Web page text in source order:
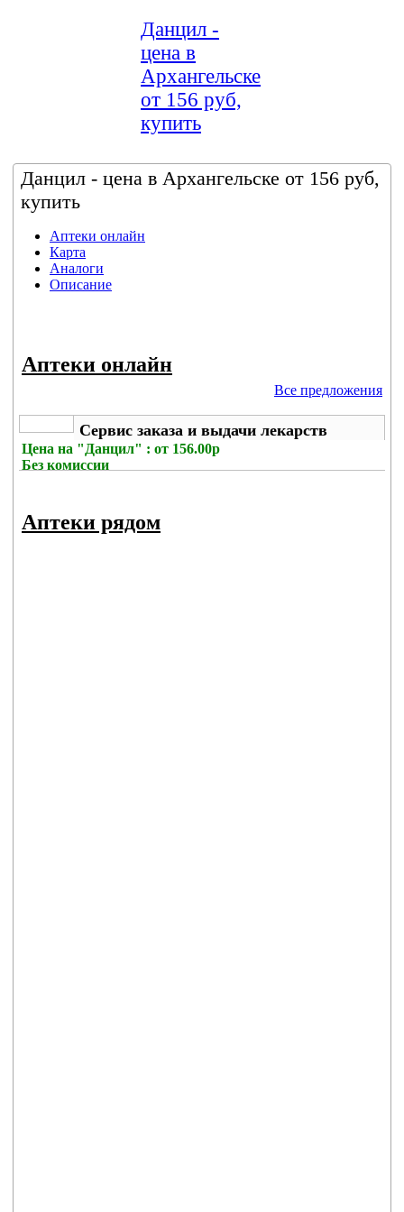
Данцил -
цена в
Архангельске
от 156 руб,
купить
Данцил - цена в Архангельске от 156 руб,
купить
Аптеки онлайн
Карта
Аналоги
Описание
Аптеки онлайн
Все предложения
Сервис заказа и выдачи лекарств
Цена на "Данцил" : от 156.00р
Без комиссии
Аптеки рядом